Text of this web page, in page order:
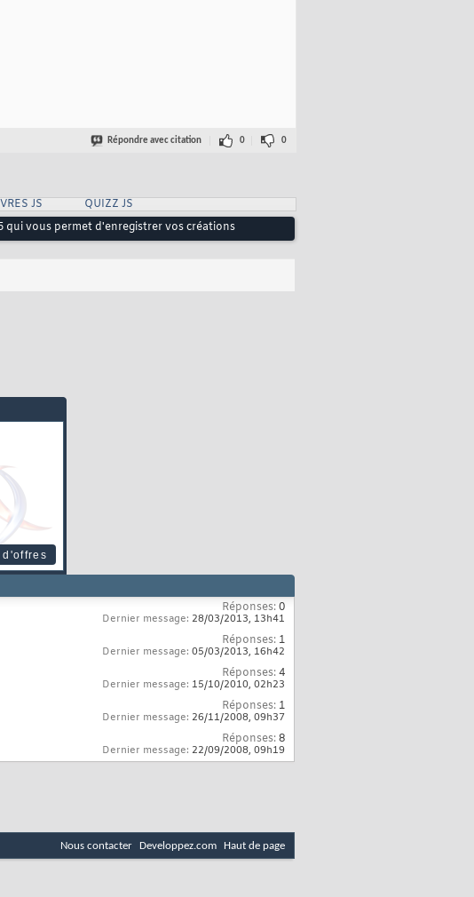
Répondre avec citation 0 0
JS
QUIZZ JS
qui vous permet d'enregistrer vos créations
Réponses:0
Dernier message: 28/03/2013, 13h41
Réponses: 1
Dernier message: 05/03/2013, 16h42
Réponses:4
Dernier message: 15/10/2010, 02h23
Réponses: 1
Dernier message: 26/11/2008, 09h37
Réponses:8
Dernier message: 22/09/2008, 09h19
Nous contacter Developpez.com Haut de page